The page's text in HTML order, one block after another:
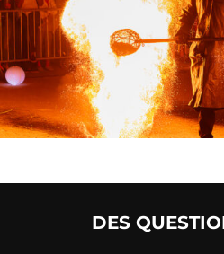
DES